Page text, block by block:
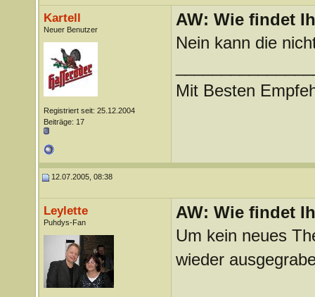
Kartell
Neuer Benutzer
Registriert seit: 25.12.2004
Beiträge: 17
AW: Wie findet
Nein kann die
Mit Besten
12.07.2005, 08:38
Leylette
Puhdys-Fan
AW: Wie findet
Um kein neues
wieder